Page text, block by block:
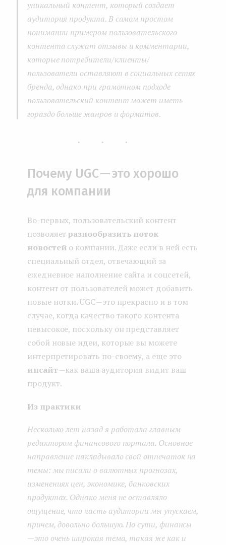
уникальный контент, который создает
аудитория продукта. В самом простом
понимании примером пользовательского
контента служат отзывы и комментарии,
которые потребители/клиенты/
пользователи оставляют в социальных сетях
бренда, однако при грамотном подходе
пользовательский контент может иметь
гораздо больше жанров и форматов.
...
Почему UGC — это хорошо
для компании
Во-первых, пользовательский контент
позволяетразнообразить поток
новостей о компании. Даже если в ней есть
специальный отдел, отвечающий за
ежедневное наполнение сайта и соцсетей,
контент от пользователей может добавить
новые нотки. UGC — это прекрасно и в том
случае, когда качество такого контента
невысокое, поскольку он представляет
собой новые идеи, которые вы можете
интерпретировать по-своему, а еще это
инсайт— как ваша аудитория видит ваш
продукт.
Из практики
Несколько лет назад я работала главным
редактором финансового портала. Основное
направление накладывало свой отпечаток на
темы: мы писали о валютных прогнозах,
изменениях цен, экономике, банковских
продуктах. Однако меня не оставляло
ощущение, что часть аудитории мы упускаем,
причем, довольно большую. По сути, финансы
—это очень широкая тема, такая же как и